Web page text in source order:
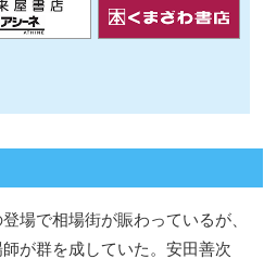
場で相場街が賑わっているが、
が群を成していた。安田善次